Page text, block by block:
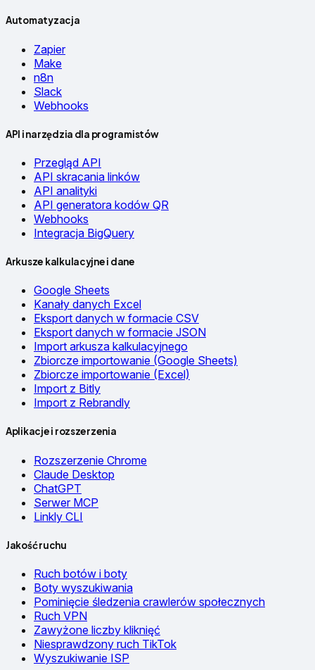
Automatyzacja
Zapier
Make
n8n
Slack
Webhooks
API i narzędzia dla programistów
Przegląd API
API skracania linków
API analityki
API generatora kodów QR
Webhooks
Integracja BigQuery
Arkusze kalkulacyjne i dane
Google Sheets
Kanały danych Excel
Eksport danych w formacie CSV
Eksport danych w formacie JSON
Import arkusza kalkulacyjnego
Zbiorcze importowanie (Google Sheets)
Zbiorcze importowanie (Excel)
Import z Bitly
Import z Rebrandly
Aplikacje i rozszerzenia
Rozszerzenie Chrome
Claude Desktop
ChatGPT
Serwer MCP
Linkly CLI
Jakość ruchu
Ruch botów i boty
Boty wyszukiwania
Pominięcie śledzenia crawlerów społecznych
Ruch VPN
Zawyżone liczby kliknięć
Niesprawdzony ruch TikTok
Wyszukiwanie ISP